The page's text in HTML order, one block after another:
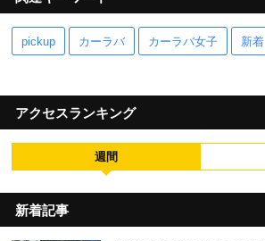
pickup カーラバ カーラバ女子 新着
アクセスランキング
週間
新着記事